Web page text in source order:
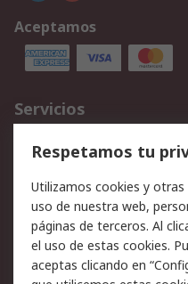
Aceptamos
Servicios
Cómo realizar pedidos
Facturación y pago
Ofertas
Legal
Aviso legal
Respetamos tu
Utilizamos cookies y
uso de nuestra web,
páginas de terceros. Al
el uso de estas cookies.
aceptas clicando en